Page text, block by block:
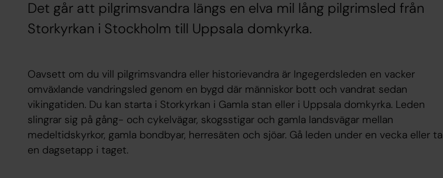
Det går att pilgrimsvandra längs en elva mil lång pilgrimsled från
Storkyrkan i Stockholm till Uppsala domkyrka.
Oavsett om du vill pilgrimsvandra eller historievandra är Ingegerdsleden en vacker
omväxlande vandringsled genom en bygd där människor bott och vandrat sedan
vikingatiden. Du kan starta i Storkyrkan i Gamla stan eller i Uppsala domkyrka. Leden
slingrar sig på gång- och cykelvägar, skogsstigar och gamla landsvägar mellan
medeltidskyrkor, gamla bondbyar, herresäten och sjöar. Gå leden under en vecka eller ta
en dagsetapp i taget.